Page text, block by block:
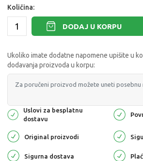
Količina:
DODAJ U KORPU
Ukoliko imate dodatne napomene upišite u
dodavanja proizvoda u korpu:
Uslovi za besplatnu
dostavu
Original proizvodi
Sigurna dostava